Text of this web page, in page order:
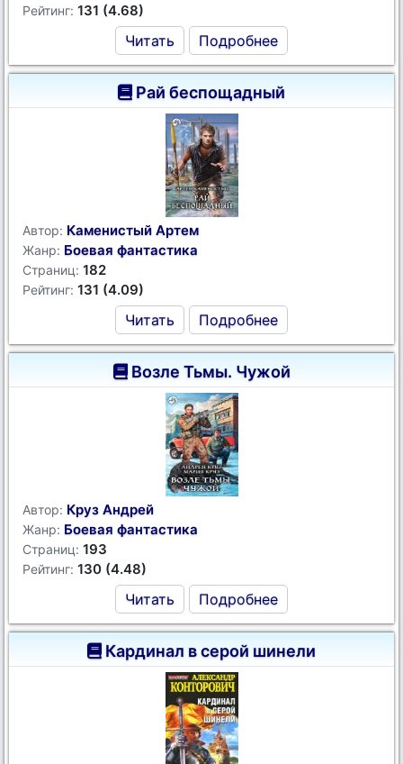
Рейтинг: 131 (4.68)
Читать Подробнее
Рай беспощадный
Автор: Каменистый Артем
Жанр: Боевая фантастика
Страниц: 182
Рейтинг: 131 (4.09)
Читать Подробнее
Возле Тьмы. Чужой
Автор: Круз Андрей
Жанр: Боевая фантастика
Страниц: 193
Рейтинг: 130 (4.48)
Читать Подробнее
Кардинал в серой шинели